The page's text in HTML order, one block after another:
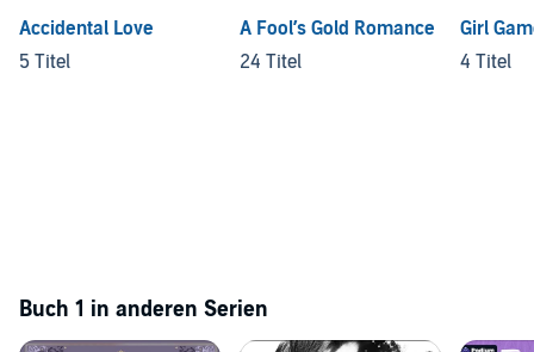
Accidental Love
5 Titel
A Fool’s Gold Romance
24 Titel
Girl
4 Titel
Buch 1 in anderen Serien